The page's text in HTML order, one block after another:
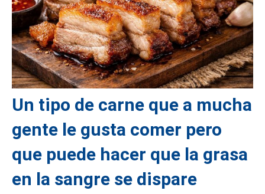
Un tipo de carne que a mucha
gente le gusta comer pero
que puede hacer que la grasa
en la sangre se dispare